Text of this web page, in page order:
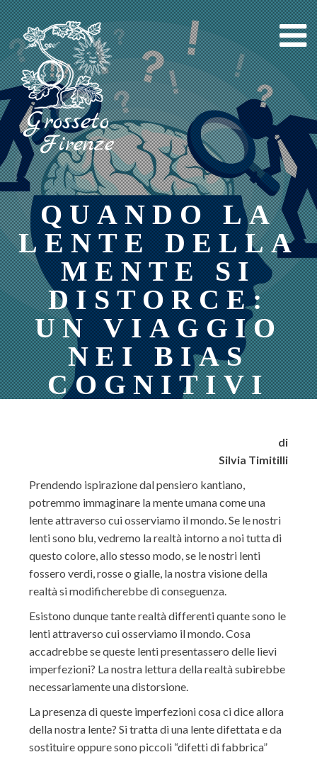
Skip
to
content
QUANDO LA
LENTE DELLA
MENTE SI
DISTORCE:
UN VIAGGIO
NEI BIAS
COGNITIVI
di
Silvia Timitilli
Prendendo ispirazione dal pensiero kantiano,
potremmo immaginare la mente umana come una
lente attraverso cui osserviamo il mondo. Se le nostri
lenti sono blu, vedremo la realtà intorno a noi tutta di
questo colore, allo stesso modo, se le nostri lenti
fossero verdi, rosse o gialle, la nostra visione della
realtà si modificherebbe di conseguenza.
Esistono dunque tante realtà differenti quante sono le
lenti attraverso cui osserviamo il mondo. Cosa
accadrebbe se queste lenti presentassero delle lievi
imperfezioni? La nostra lettura della realtà subirebbe
necessariamente una distorsione.
La presenza di queste imperfezioni cosa ci dice allora
della nostra lente? Si tratta di una lente difettata e da
sostituire oppure sono piccoli “difetti di fabbrica”